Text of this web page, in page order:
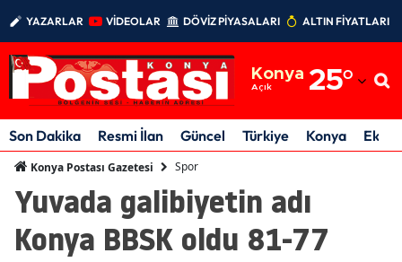
YAZARLAR VİDEOLAR DÖVİZ PİYASALARI ALTIN FİYATLARI
Konya
Açık 25°
Adıyaman
Afyonkarahisar
Amasya
Ankara
Son Dakika Resmi İlan Güncel Türkiye Konya
Konya Postası Gazetesi Spor
Yuvada galibiyetin adı
Konya BBSK oldu 81-77